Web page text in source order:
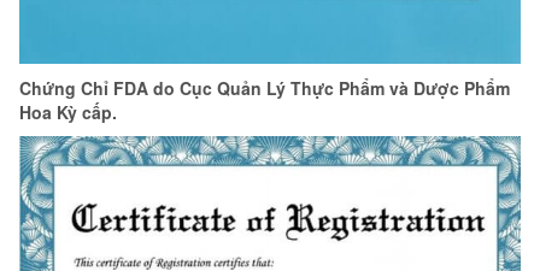
Chứng Chỉ FDA do Cục Quản Lý Thực Phẩm và Dược Phẩm
Hoa Kỳ cấp.